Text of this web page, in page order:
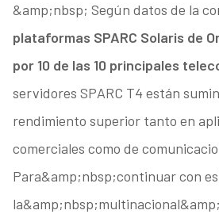
&amp;nbsp; Según datos de la
plataformas SPARC Solaris de
por 10 de las 10 principales
servidores SPARC T4 están
rendimiento superior tanto en
comerciales como de
Para&amp;nbsp;continuar con